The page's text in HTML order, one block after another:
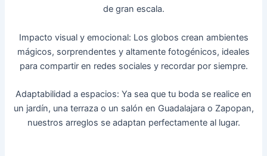
de gran escala.
Impacto visual y emocional: Los globos crean ambientes
mágicos, sorprendentes y altamente fotogénicos, ideales
para compartir en redes sociales y recordar por siempre.
Adaptabilidad a espacios: Ya sea que tu boda se realice en
un jardín, una terraza o un salón en Guadalajara o Zapopan,
nuestros arreglos se adaptan perfectamente al lugar.